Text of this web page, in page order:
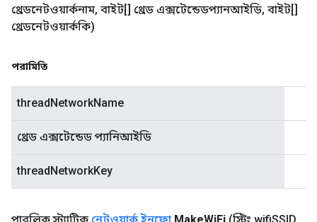
থ্রেডনেটওয়ার্কনাম, বাইট[] থ্রেড এক্সটেন্ডেডপ্যানআইডি, বাইট[]
থ্রেডনেটওয়ার্ককি)
পরামিতি
threadNetworkName
থ্রেড এক্সটেন্ডেড প্যানিআইডি
threadNetworkKey